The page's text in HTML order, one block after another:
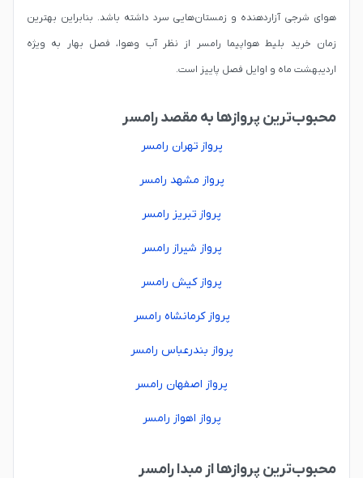
هوای شرجی آزاردهنده و زمستان‌هایی سرد داشته باشد. بنابراین بهترین
زمان خرید بلیط هواپیما رامسر از نظر آب وهوا، فصل بهار به ویژه
اردیبهشت ماه و اوایل فصل پاییز است.
محبوب‌ترین پروازها به مقصد رامسر
پرواز تهران رامسر
پرواز مشهد رامسر
پرواز تبریز رامسر
پرواز شیراز رامسر
پرواز کیش رامسر
پرواز کرمانشاه رامسر
پرواز بندرعباس رامسر
پرواز اصفهان رامسر
پرواز اهواز رامسر
محبوب‌ترین پروازها از مبدا رامسر